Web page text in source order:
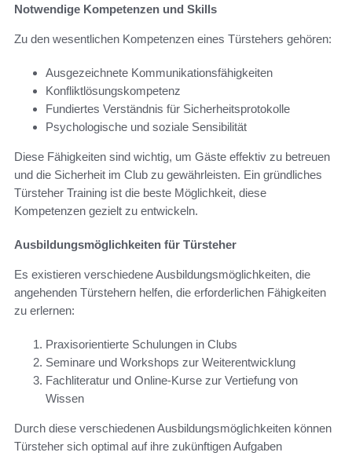
Notwendige Kompetenzen und Skills
Zu den wesentlichen Kompetenzen eines Türstehers gehören:
Ausgezeichnete Kommunikationsfähigkeiten
Konfliktlösungskompetenz
Fundiertes Verständnis für Sicherheitsprotokolle
Psychologische und soziale Sensibilität
Diese Fähigkeiten sind wichtig, um Gäste effektiv zu betreuen
und die Sicherheit im Club zu gewährleisten. Ein gründliches
Türsteher Training ist die beste Möglichkeit, diese
Kompetenzen gezielt zu entwickeln.
Ausbildungsmöglichkeiten für Türsteher
Es existieren verschiedene Ausbildungsmöglichkeiten, die
angehenden Türstehern helfen, die erforderlichen Fähigkeiten
zu erlernen:
Praxisorientierte Schulungen in Clubs
Seminare und Workshops zur Weiterentwicklung
Fachliteratur und Online-Kurse zur Vertiefung von
Wissen
Durch diese verschiedenen Ausbildungsmöglichkeiten können
Türsteher sich optimal auf ihre zukünftigen Aufgaben